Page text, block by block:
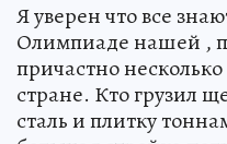
Я уверен что все
Олимпиаде нашей ,
причастно
стране. Кто грузил
сталь и плитку